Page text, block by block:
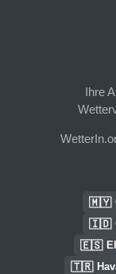
Ihre
🇲🇾
🇮🇩
🇪🇸
🇹🇷